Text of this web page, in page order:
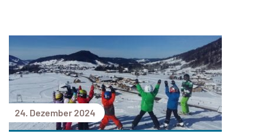
24. Dezember 2024